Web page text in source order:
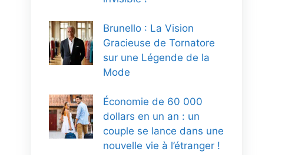
Brunello : La Vision
Gracieuse de Tornatore
sur une Légende de la
Mode
Économie de 60 000
dollars en un an : un
couple se lance dans une
nouvelle vie à l’étranger !